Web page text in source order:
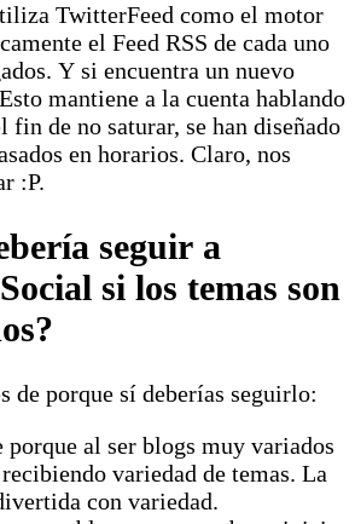
TwitterFeed como el motor
el Feed RSS de cada uno
Y si encuentra un nuevo
mantiene a la cuenta hablando
fin de no saturar, se han diseñado
en horarios. Claro, nos
:P.
seguir a
si los temas son
de porque sí deberías seguirlo:
porque al ser blogs muy variados
variedad de temas. La
con variedad.